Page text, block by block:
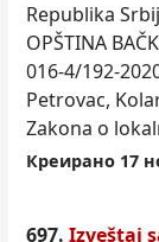
Republika
OPŠTINA
016-4/192-
Petrovac,
Zakona o
Креирано 17
697. Izveštaj